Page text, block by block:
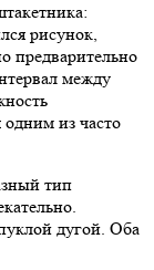
рисунок,
предварительно
между
одним из часто
тип
дугой. Оба